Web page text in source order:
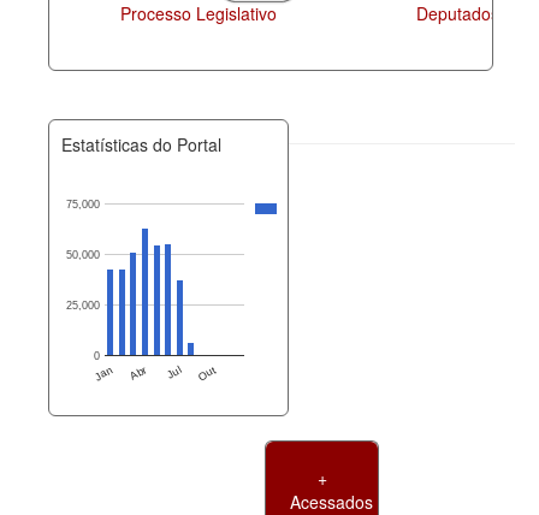
Processo Legislativo Deputados
Estatísticas do Portal
Jan Abr Jul Out
0
25,000
50,000
75,000
+
Acessados